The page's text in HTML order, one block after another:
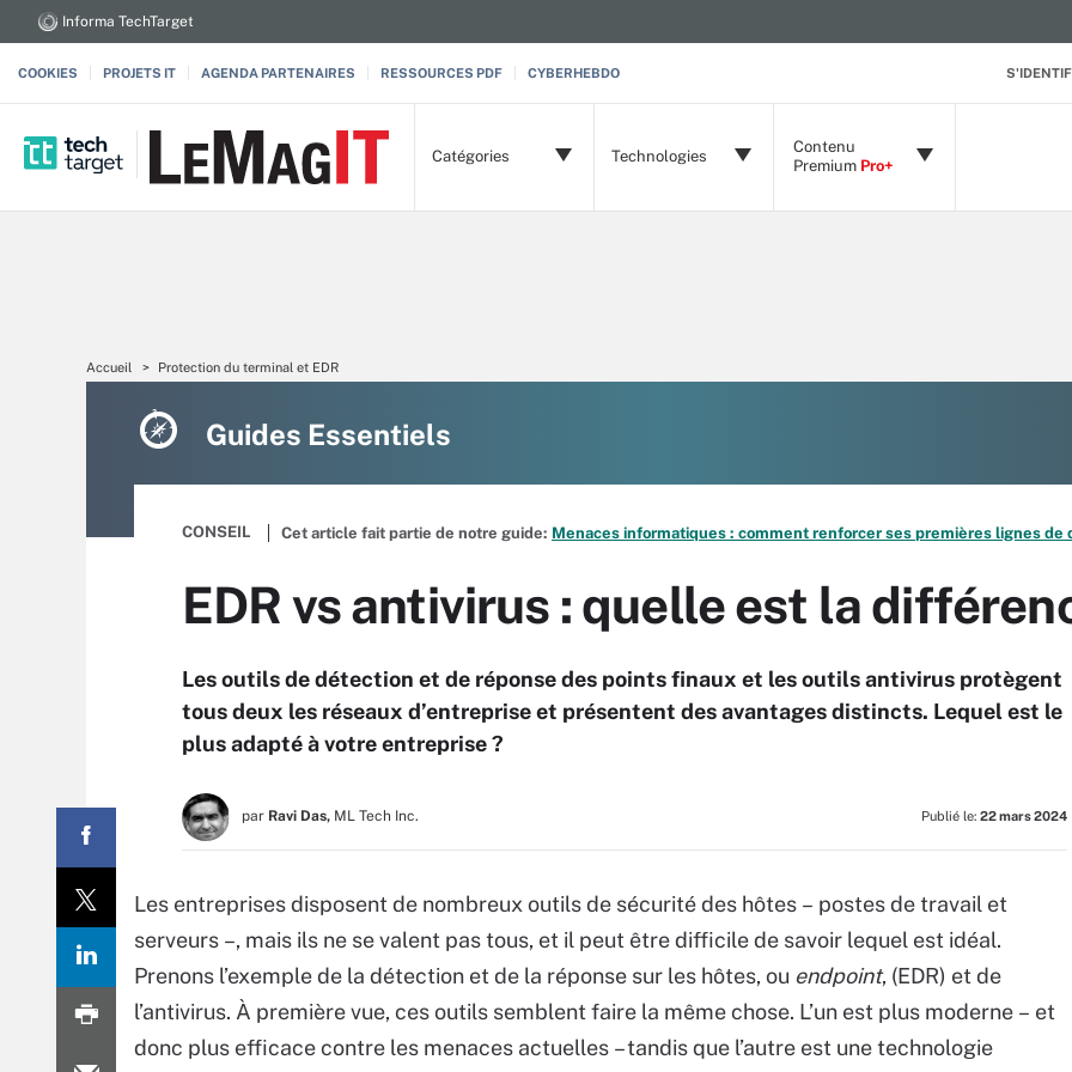
Informa TechTarget
COOKIES PROJETS IT AGENDA PARTENAIRES RESSOURCES PDF CYBERHEBDO
Catégories Technologies
Contenu
Premium Pro+
Accueil Protection du terminal et EDR
Guides Essentiels
CONSEIL Cet article fait partie de notre guide: Menaces informatiques : comment renforcer ses premières lignes de
EDR vs antivirus : quelle est la
Les outils de détection et de réponse des points finaux et les outils antivirus protègent
tous deux les réseaux d’entreprise et présentent des avantages distincts. Lequel est le
plus adapté à votre entreprise ?
par Ravi Das, ML Tech Inc. Publié le: 22 mars 2024
Les entreprises disposent de nombreux outils de sécurité des hôtes – postes de travail et
serveurs –, mais ils ne se valent pas tous, et il peut être difficile de savoir lequel est idéal.
Prenons l’exemple de la détection et de la réponse sur les hôtes, ou endpoint, (EDR) et de
l’antivirus. À première vue, ces outils semblent faire la même chose. L’un est plus moderne – et
donc plus efficace contre les menaces actuelles – tandis que l’autre est une technologie